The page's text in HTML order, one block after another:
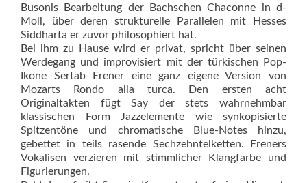
Busonis Bearbeitung der Bachschen Chaconne in d-
Moll, über deren strukturelle Parallelen mit Hesses
Siddharta er zuvor philosophiert hat.
Bei ihm zu Hause wird er privat, spricht über seinen
Werdegang und improvisiert mit der türkischen Pop-
Ikone Sertab Erener eine ganz eigene Version von
Mozarts Rondo alla turca. Den ersten acht
Originaltakten fügt Say der stets wahrnehmbar
klassischen Form Jazzelemente wie synkopisierte
Spitzentöne und chromatische Blue-Notes hinzu,
gebettet in teils rasende Sechzehntelketten. Ereners
Vokalisen verzieren mit stimmlicher Klangfarbe und
Figurierungen.